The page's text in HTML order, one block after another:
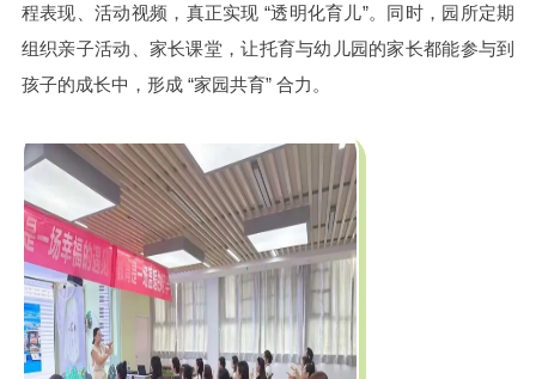
程表现、活动视频，真正实现 “透明化育儿”。同时，园所定期
组织亲子活动、家长课堂，让托育与幼儿园的家长都能参与到
孩子的成长中，形成 “家园共育” 合力。